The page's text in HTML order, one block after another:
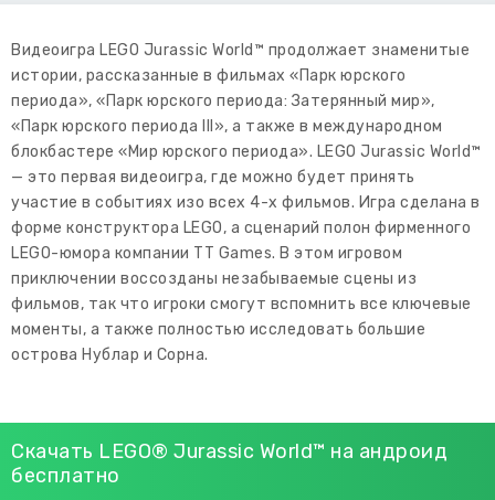
Видеоигра LEGO Jurassic World™ продолжает знаменитые
истории, рассказанные в фильмах «Парк юрского
периода», «Парк юрского периода: Затерянный мир»,
«Парк юрского периода III», а также в международном
блокбастере «Мир юрского периода». LEGO Jurassic World™
— это первая видеоигра, где можно будет принять
участие в событиях изо всех 4-х фильмов. Игра сделана в
форме конструктора LEGO, а сценарий полон фирменного
LEGO-юмора компании TT Games. В этом игровом
приключении воссозданы незабываемые сцены из
фильмов, так что игроки смогут вспомнить все ключевые
моменты, а также полностью исследовать большие
острова Нублар и Сорна.
Скачать LEGO® Jurassic World™ на андроид
бесплатно